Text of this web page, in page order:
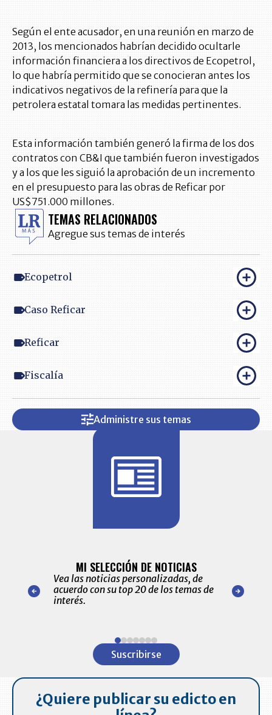
Según el ente acusador, en una reunión en marzo de
2013, los mencionados habrían decidido ocultarle
información financiera a los directivos de Ecopetrol,
lo que habría permitido que se conocieran antes los
indicativos negativos de la refinería para que la
petrolera estatal tomara las medidas pertinentes.
Esta información también generó la firma de los dos
contratos con CB&I que también fueron investigados
y a los que les siguió la aprobación de un incremento
en el presupuesto para las obras de Reficar por
US$751.000 millones.
TEMAS RELACIONADOS
Agregue sus temas de interés
Ecopetrol
Caso Reficar
Reficar
Fiscalía
Administre sus temas
nuestro
para
MI SELECCIÓN DE NOTICIAS
Vea las noticias personalizadas, de
acuerdo con su top 20 de los temas de
interés.
de las
Suscribirse
¿Quiere publicar su edicto en